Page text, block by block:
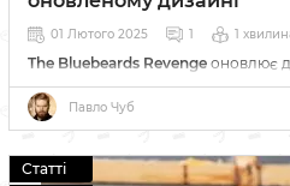
01 Лютого 2025 1 1
The Bluebeards Revenge оновлює
засоби для гоління, бороди та
сучасному стилі, але з незмінною
Павло Чуб
Статті